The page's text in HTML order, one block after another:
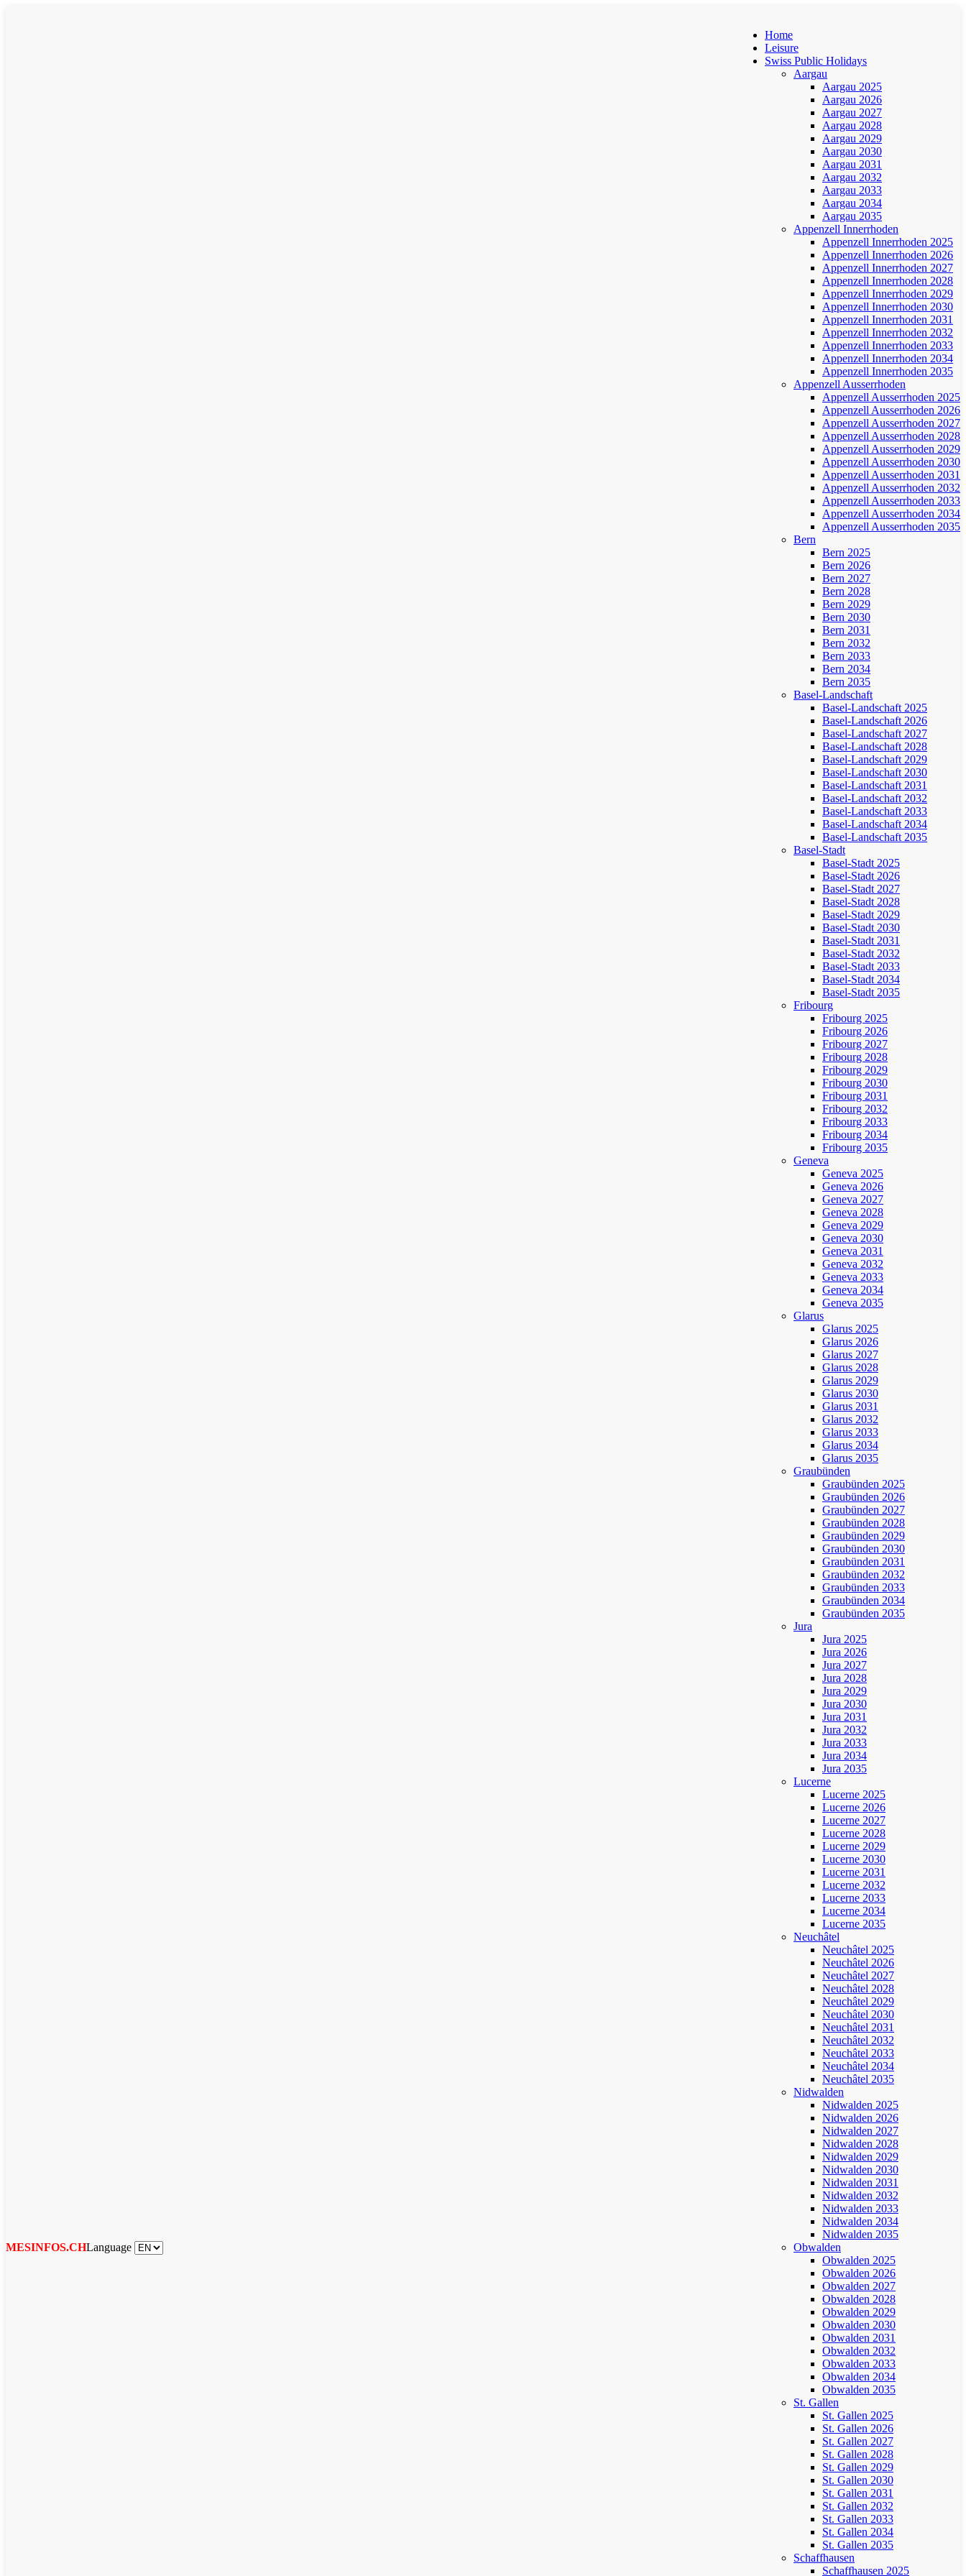
MESINFOS.CHLanguage
Home
Leisure
Swiss Public Holidays
Aargau
Aargau 2025
Aargau 2026
Aargau 2027
Aargau 2028
Aargau 2029
Aargau 2030
Aargau 2031
Aargau 2032
Aargau 2033
Aargau 2034
Aargau 2035
Appenzell Innerrhoden
Appenzell Innerrhoden 2025
Appenzell Innerrhoden 2026
Appenzell Innerrhoden 2027
Appenzell Innerrhoden 2028
Appenzell Innerrhoden 2029
Appenzell Innerrhoden 2030
Appenzell Innerrhoden 2031
Appenzell Innerrhoden 2032
Appenzell Innerrhoden 2033
Appenzell Innerrhoden 2034
Appenzell Innerrhoden 2035
Appenzell Ausserrhoden
Appenzell Ausserrhoden 2025
Appenzell Ausserrhoden 2026
Appenzell Ausserrhoden 2027
Appenzell Ausserrhoden 2028
Appenzell Ausserrhoden 2029
Appenzell Ausserrhoden 2030
Appenzell Ausserrhoden 2031
Appenzell Ausserrhoden 2032
Appenzell Ausserrhoden 2033
Appenzell Ausserrhoden 2034
Appenzell Ausserrhoden 2035
Bern
Bern 2025
Bern 2026
Bern 2027
Bern 2028
Bern 2029
Bern 2030
Bern 2031
Bern 2032
Bern 2033
Bern 2034
Bern 2035
Basel-Landschaft
Basel-Landschaft 2025
Basel-Landschaft 2026
Basel-Landschaft 2027
Basel-Landschaft 2028
Basel-Landschaft 2029
Basel-Landschaft 2030
Basel-Landschaft 2031
Basel-Landschaft 2032
Basel-Landschaft 2033
Basel-Landschaft 2034
Basel-Landschaft 2035
Basel-Stadt
Basel-Stadt 2025
Basel-Stadt 2026
Basel-Stadt 2027
Basel-Stadt 2028
Basel-Stadt 2029
Basel-Stadt 2030
Basel-Stadt 2031
Basel-Stadt 2032
Basel-Stadt 2033
Basel-Stadt 2034
Basel-Stadt 2035
Fribourg
Fribourg 2025
Fribourg 2026
Fribourg 2027
Fribourg 2028
Fribourg 2029
Fribourg 2030
Fribourg 2031
Fribourg 2032
Fribourg 2033
Fribourg 2034
Fribourg 2035
Geneva
Geneva 2025
Geneva 2026
Geneva 2027
Geneva 2028
Geneva 2029
Geneva 2030
Geneva 2031
Geneva 2032
Geneva 2033
Geneva 2034
Geneva 2035
Glarus
Glarus 2025
Glarus 2026
Glarus 2027
Glarus 2028
Glarus 2029
Glarus 2030
Glarus 2031
Glarus 2032
Glarus 2033
Glarus 2034
Glarus 2035
Graubünden
Graubünden 2025
Graubünden 2026
Graubünden 2027
Graubünden 2028
Graubünden 2029
Graubünden 2030
Graubünden 2031
Graubünden 2032
Graubünden 2033
Graubünden 2034
Graubünden 2035
Jura
Jura 2025
Jura 2026
Jura 2027
Jura 2028
Jura 2029
Jura 2030
Jura 2031
Jura 2032
Jura 2033
Jura 2034
Jura 2035
Lucerne
Lucerne 2025
Lucerne 2026
Lucerne 2027
Lucerne 2028
Lucerne 2029
Lucerne 2030
Lucerne 2031
Lucerne 2032
Lucerne 2033
Lucerne 2034
Lucerne 2035
Neuchâtel
Neuchâtel 2025
Neuchâtel 2026
Neuchâtel 2027
Neuchâtel 2028
Neuchâtel 2029
Neuchâtel 2030
Neuchâtel 2031
Neuchâtel 2032
Neuchâtel 2033
Neuchâtel 2034
Neuchâtel 2035
Nidwalden
Nidwalden 2025
Nidwalden 2026
Nidwalden 2027
Nidwalden 2028
Nidwalden 2029
Nidwalden 2030
Nidwalden 2031
Nidwalden 2032
Nidwalden 2033
Nidwalden 2034
Nidwalden 2035
Obwalden
Obwalden 2025
Obwalden 2026
Obwalden 2027
Obwalden 2028
Obwalden 2029
Obwalden 2030
Obwalden 2031
Obwalden 2032
Obwalden 2033
Obwalden 2034
Obwalden 2035
St. Gallen
St. Gallen 2025
St. Gallen 2026
St. Gallen 2027
St. Gallen 2028
St. Gallen 2029
St. Gallen 2030
St. Gallen 2031
St. Gallen 2032
St. Gallen 2033
St. Gallen 2034
St. Gallen 2035
Schaffhausen
Schaffhausen 2025